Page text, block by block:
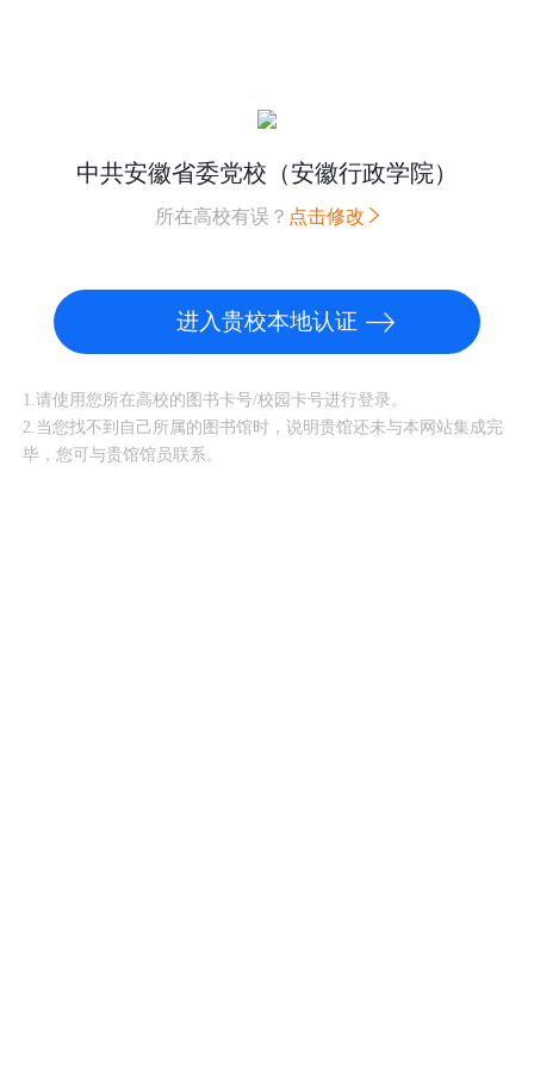
中共安徽省委党校（安徽行政学院）
所在高校有误？ 点击修改
进入贵校本地认证
1.请使用您所在高校的图书卡号/校园卡号进行登录。
2.当您找不到自己所属的图书馆时，说明贵馆还未与本网站集成完
毕，您可与贵馆馆员联系。